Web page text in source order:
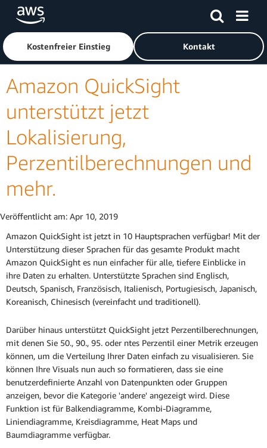
Überspringen zum Hauptinhalt
Klicken Sie hier, um zur Amazon Web Services-Startseite
Kostenfreier Einstieg Kontakt
Amazon QuickSight
unterstützt jetzt
Lokalisierung,
Perzentilberechnungen und
mehr.
Veröffentlicht am: Apr 10, 2019
Amazon QuickSight ist jetzt in 10 Hauptsprachen verfügbar! Mit der
Unterstützung dieser Sprachen für das gesamte Produkt macht
Amazon QuickSight es nun einfacher für alle, tiefere Einblicke in
ihre Daten zu erhalten. Unterstützte Sprachen sind Englisch,
Deutsch, Spanisch, Französisch, Italienisch, Portugiesisch, Japanisch,
Koreanisch, Chinesisch (vereinfacht und traditionell).
Darüber hinaus unterstützt QuickSight jetzt Perzentilberechnungen,
mit denen Sie 50., 90., 95. oder ntes Perzentil einer Metrik erzeugen
können, um die Verteilung Ihrer Daten einfach zu visualisieren. Sie
können Ihre Visuals nun auch so formatieren, dass sie eine
benutzerdefinierte Anzahl von Datenpunkten oder Gruppen
anzeigen, bevor die Kategorie 'andere' angezeigt wird. Diese
Funktion ist für Balkendiagramme, Kombi-Diagramme,
Liniendiagramme, Kreisdiagramme, Heat Maps und
Baumdiagramme verfügbar.